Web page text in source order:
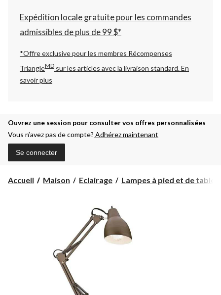
changer
Expédition locale gratuite pour les commandes
admissibles de plus de 99 $*
*Offre exclusive pour les membres Récompenses
TriangleMD sur les articles avec la livraison standard.En
savoir plus
Ouvrez une session pour consulter vos offres personnalisées
Vous n’avez pas de compte? Adhérez maintenant
Se connecter
Accueil Maison Eclairage Lampes à pied et de table